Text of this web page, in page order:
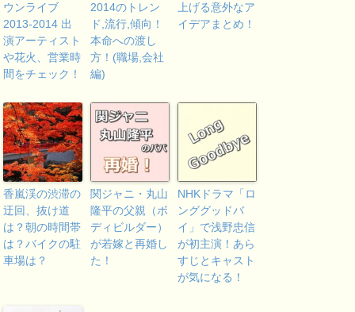
ウンライブ
2013-2014 出
演アーティスト
や花火、営業時
間をチェック！
2014のトレン
ド,流行,傾向！
本命への渡し
方！(職場,会社
編)
上げる意外なア
イデアまとめ！
香嵐渓の渋滞の
迂回、抜け道
は？朝の時間帯
は？バイクの駐
車場は？
関ジャニ・丸山
隆平の父親（ボ
ディビルダー）
が若嫁と再婚し
た！
NHKドラマ「ロ
ンググッドバ
イ」で浅野忠信
が初主演！あら
すじとキャスト
が気になる！